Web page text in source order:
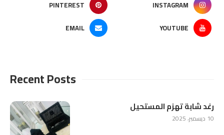
INSTAGRAM
PINTEREST
YOUTUBE
EMAIL
Recent Posts
رغد شابة تهزم المستحيل
10 ديسمبر، 2025